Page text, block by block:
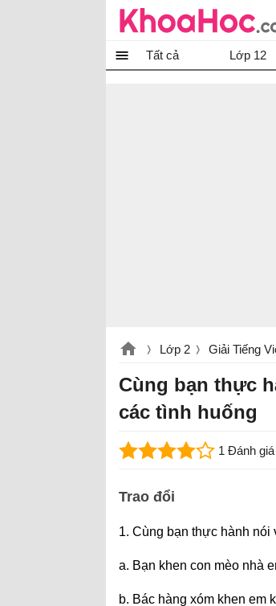
Tất cả Lớp 12
Lớp 2 Giải Tiếng
Cùng bạn thực
các tình huống
1 Đánh giá
Trao đổi
1. Cùng bạn thực hành
a. Bạn khen con mèo nhà
b. Bác hàng xóm khen em